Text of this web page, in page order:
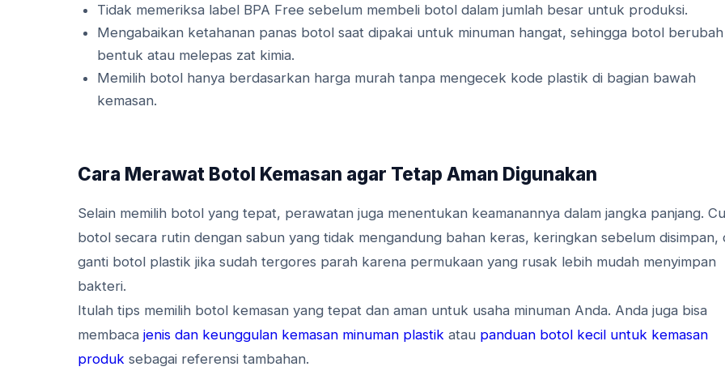
Tidak memeriksa label BPA Free sebelum membeli botol dalam jumlah besar untuk produksi.
Mengabaikan ketahanan panas botol saat dipakai untuk minuman hangat, sehingga botol berubah
bentuk atau melepas zat kimia.
Memilih botol hanya berdasarkan harga murah tanpa mengecek kode plastik di bagian bawah
kemasan.
Cara Merawat Botol Kemasan agar Tetap Aman Digunakan
Selain memilih botol yang tepat, perawatan juga menentukan keamanannya dalam jangka panjang.
botol secara rutin dengan sabun yang tidak mengandung bahan keras, keringkan sebelum disimpan,
ganti botol plastik jika sudah tergores parah karena permukaan yang rusak lebih mudah menyimpan
bakteri.
Itulah tips memilih botol kemasan yang tepat dan aman untuk usaha minuman Anda. Anda juga bisa
membaca jenis dan keunggulan kemasan minuman plastik atau panduan botol kecil untuk kemasan
produk sebagai referensi tambahan.